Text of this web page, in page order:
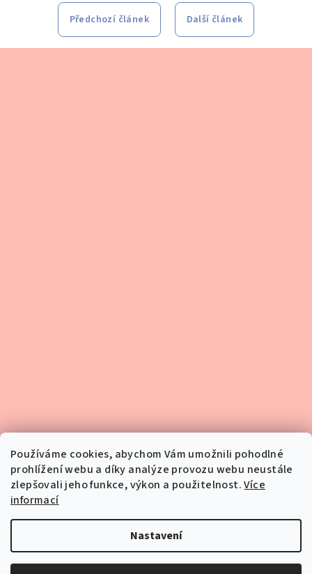
Používáme cookies, abychom Vám umožnili pohodlné
prohlížení webu a díky analýze provozu webu neustále
zlepšovali jeho funkce, výkon a použitelnost.Více
informací
Nastavení
Předchozí článek Další článek
Kontakt
eshop
infofila.cz
720 388 908